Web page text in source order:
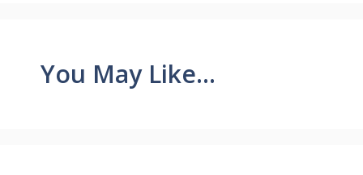
You May Like...